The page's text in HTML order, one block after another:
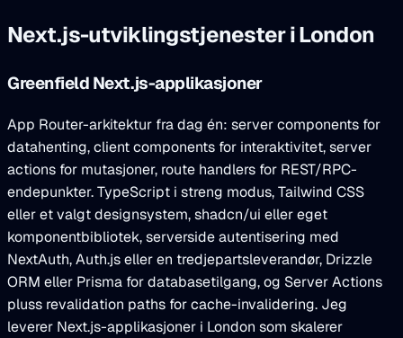
Next.js-utviklingstjenester i London
Greenfield Next.js-applikasjoner
App Router-arkitektur fra dag én: server components for
datahenting, client components for interaktivitet, server
actions for mutasjoner, route handlers for REST/RPC-
endepunkter. TypeScript i streng modus, Tailwind CSS
eller et valgt designsystem, shadcn/ui eller eget
komponentbibliotek, serverside autentisering med
NextAuth, Auth.js eller en tredjepartsleverandør, Drizzle
ORM eller Prisma for databasetilgang, og Server Actions
pluss revalidation paths for cache-invalidering. Jeg
leverer Next.js-applikasjoner i London som skalerer